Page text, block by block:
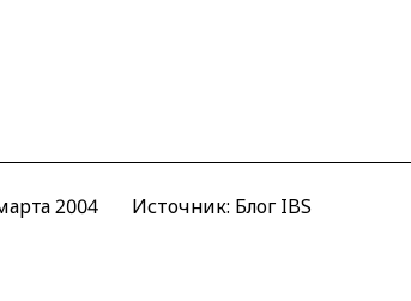
2004 Источник: Блог IBS